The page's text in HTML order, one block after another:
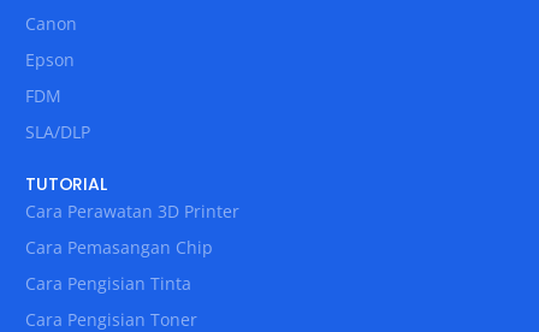
Canon
Epson
FDM
SLA/DLP
TUTORIAL
Cara Perawatan 3D Printer
Cara Pemasangan Chip
Cara Pengisian Tinta
Cara Pengisian Toner